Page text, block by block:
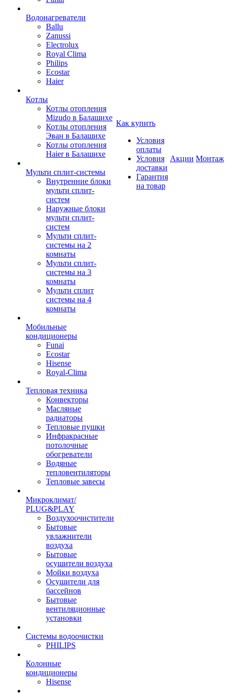
Водонагреватели
Ballu
Zanussi
Electrolux
Royal Clima
Philips
Ecostar
Haier
Котлы
Котлы отопления
Mizudo в Балашихе
Котлы отопления
Эван в Балашихе
Котлы отопления
Haier в Балашихе
Мульти сплит-системы
Внутренние блоки
мульти сплит-
систем
Наружные блоки
мульти сплит-
систем
Мульти сплит-
системы на 2
комнаты
Мульти сплит-
системы на 3
комнаты
Мульти сплит
системы на 4
комнаты
Мобильные
кондиционеры
Funai
Ecostar
Hisense
Royal-Clima
Тепловая техника
Конвекторы
Масляные
радиаторы
Тепловые пушки
Инфракрасные
потолочные
обогреватели
Водяные
тепловентиляторы
Тепловые завесы
Микроклимат/
PLUG&PLAY
Воздухоочистители
Бытовые
увлажнители
воздуха
Бытовые
осушители воздуха
Мойки воздуха
Осушители для
бассейнов
Бытовые
вентиляционные
установки
Системы водоочистки
PHILIPS
Колонные
кондиционеры
Hisense
Как купить
Условия
оплаты
Условия
доставки
Гарантия
на товар
Акции Монтаж